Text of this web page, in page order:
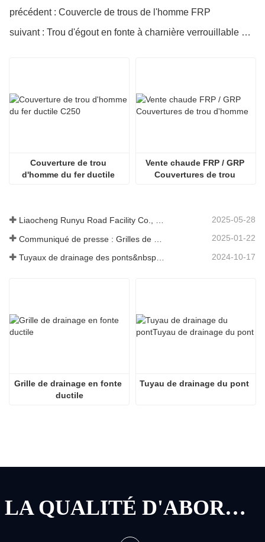
précédent : Couvercle de trous de l'homme FRP
suivant : Trou d'égout en fonte à charnière verrouillable pour télécommunications, en vente très populaire
Couverture de trou
d'homme du fer ductile
Vente chaude FRP / GRP
Couvertures de trou
Liaocheng Runyu Road Facility Co., Ltd. : un fabricant fiable de couvercles de regards pour des infrastructures urbaines plus sûres 2025-05-28
2025-01-22
2024-10-17
Grille de drainage en fonte
ductile
Tuyau de drainage du pont
LA QUALITÉ D'ABORD, LE SERVICE D'ABORD